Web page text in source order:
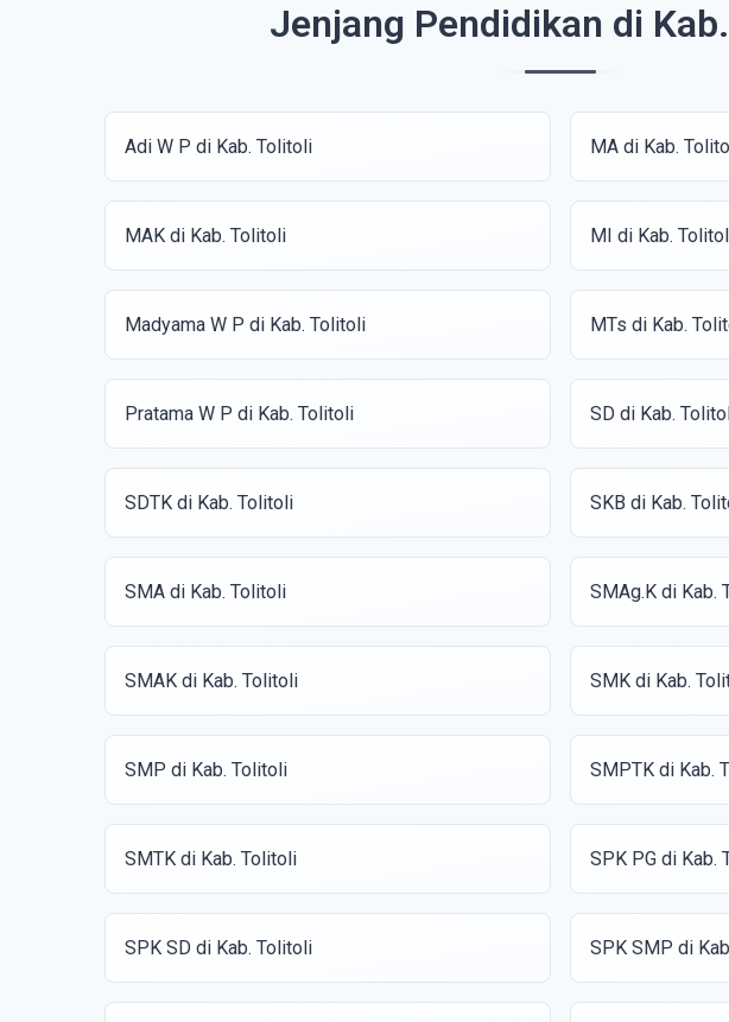
Jenjang Pendidikan di
Adi W P di Kab. Tolitoli MA di Kab.
MAK di Kab. Tolitoli MI di Kab.
Madyama W P di Kab. Tolitoli MTs di Kab.
Pratama W P di Kab. Tolitoli SD di Kab.
SDTK di Kab. Tolitoli SKB di Kab.
SMA di Kab. Tolitoli SMAg.K di Kab.
SMAK di Kab. Tolitoli SMK di Kab.
SMP di Kab. Tolitoli SMPTK di Kab.
SMTK di Kab. Tolitoli SPK PG di Kab.
SPK SD di Kab. Tolitoli SPK SMP di